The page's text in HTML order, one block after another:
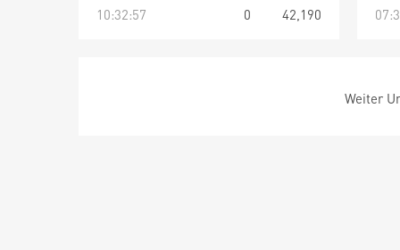
10:32:57
0 42,190
Weiter